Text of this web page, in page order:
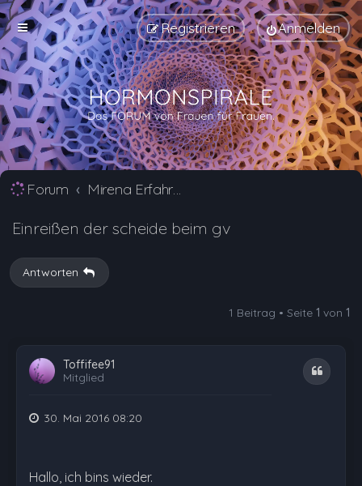
Anmelden
Registrieren
Forum Mirena Erfahrungsberichte und Nebenwirkungen
Einreißen der scheide beim gv
Antworten
1 Beitrag • Seite 1 von 1
Toffifee91
Mitglied
Zitat
30. Mai 2016 08:20
Hallo, ich bins wieder.